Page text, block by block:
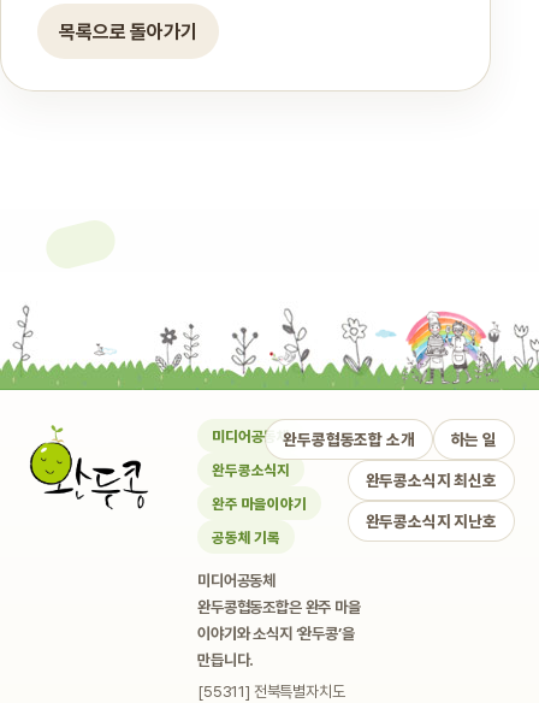
목록으로 돌아가기
미디어공동체
완두콩소식지
완주 마을이야기
공동체 기록
미디어공동체
완두콩협동조합은 완주 마을
이야기와 소식지 ‘완두콩’을
만듭니다.
[55311] 전북특별자치도
완두콩협동조합 소개 하는 일
완두콩소식지 최신호
완두콩소식지 지난호